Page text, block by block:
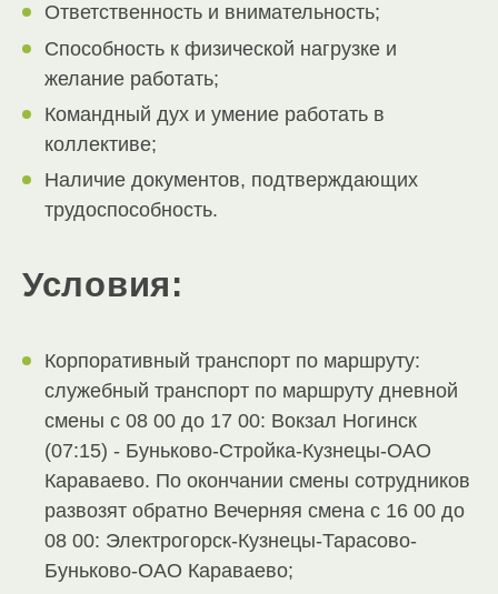
Ответственность и внимательность;
Способность к физической нагрузке и
желание работать;
Командный дух и умение работать в
коллективе;
Наличие документов, подтверждающих
трудоспособность.
Условия:
Корпоративный транспорт по маршруту:
служебный транспорт по маршруту дневной
смены с 08 00 до 17 00: Вокзал Ногинск
(07:15) - Буньково-Стройка-Кузнецы-ОАО
Караваево. По окончании смены сотрудников
развозят обратно Вечерняя смена с 16 00 до
08 00: Электрогорск-Кузнецы-Тарасово-
Буньково-ОАО Караваево;